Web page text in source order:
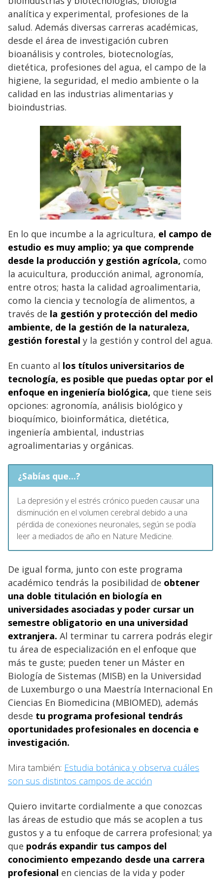
analítica y experimental, profesiones de la
salud. Además diversas carreras académicas,
desde el área de investigación cubren
bioanálisis y controles, biotecnologías,
dietética, profesiones del agua, el campo de la
higiene, la seguridad, el medio ambiente o la
calidad en las industrias alimentarias y
bioindustrias.
En lo que incumbe a la agricultura, el campo de
estudio es muy amplio; ya que comprende
desde la producción y gestión agrícola, como
la acuicultura, producción animal, agronomía,
entre otros; hasta la calidad agroalimentaria,
como la ciencia y tecnología de alimentos, a
través de la gestión y protección del medio
ambiente, de la gestión de la naturaleza,
gestión forestal y la gestión y control del agua.
En cuanto al los títulos universitarios de
tecnología, es posible que puedas optar por el
enfoque en ingeniería biológica, que tiene seis
opciones: agronomía, análisis biológico y
bioquímico, bioinformática, dietética,
ingeniería ambiental, industrias
agroalimentarias y orgánicas.
¿Sabías que...?
La depresión y el estrés crónico pueden causar una
disminución en el volumen cerebral debido a una
pérdida de conexiones neuronales, según se podía
leer a mediados de año en Nature Medicine.
De igual forma, junto con este programa
académico tendrás la posibilidad de obtener
una doble titulación en biología en
universidades asociadas y poder cursar un
semestre obligatorio en una universidad
extranjera. Al terminar tu carrera podrás elegir
tu área de especialización en el enfoque que
más te guste; pueden tener un Máster en
Biología de Sistemas (MISB) en la Universidad
de Luxemburgo o una Maestría Internacional En
Ciencias En Biomedicina (MBIOMED), además
desde tu programa profesional tendrás
oportunidades profesionales en docencia e
investigación.
Mira también: Estudia botánica y observa cuáles
son sus distintos campos de acción
Quiero invitarte cordialmente a que conozcas
las áreas de estudio que más se acoplen a tus
gustos y a tu enfoque de carrera profesional; ya
que podrás expandir tus campos del
conocimiento empezando desde una carrera
profesional en ciencias de la vida y poder